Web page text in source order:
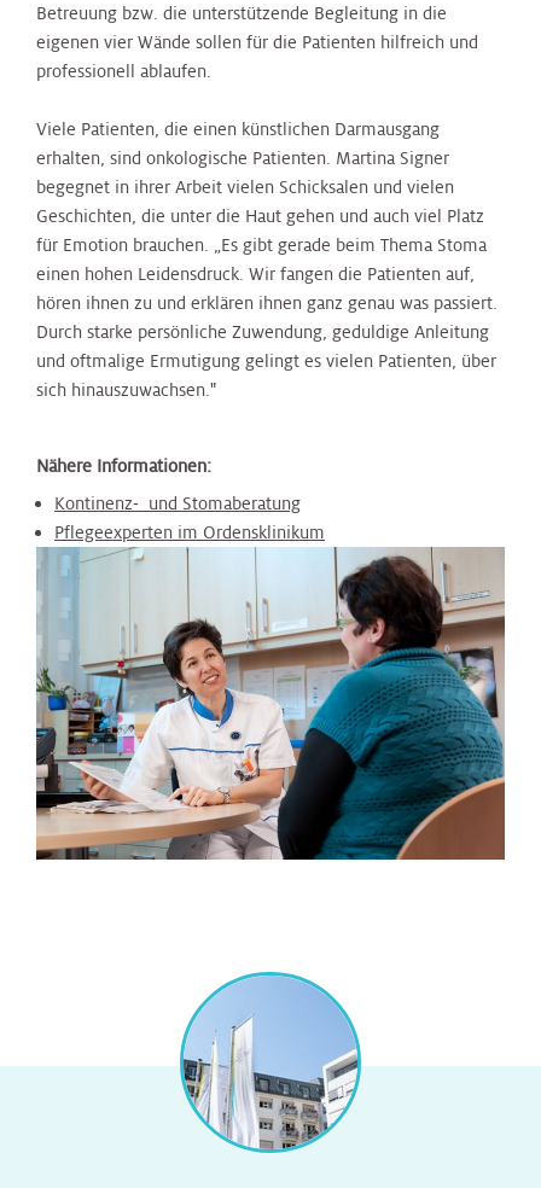
Betreuung bzw. die unterstützende Begleitung in die
eigenen vier Wände sollen für die Patienten hilfreich und
professionell ablaufen.
Viele Patienten, die einen künstlichen Darmausgang
erhalten, sind onkologische Patienten. Martina Signer
begegnet in ihrer Arbeit vielen Schicksalen und vielen
Geschichten, die unter die Haut gehen und auch viel Platz
für Emotion brauchen. „Es gibt gerade beim Thema Stoma
einen hohen Leidensdruck. Wir fangen die Patienten auf,
hören ihnen zu und erklären ihnen ganz genau was passiert.
Durch starke persönliche Zuwendung, geduldige Anleitung
und oftmalige Ermutigung gelingt es vielen Patienten, über
sich hinauszuwachsen."
Nähere Informationen:
Kontinenz- und Stomaberatung
Pflegeexperten im Ordensklinikum